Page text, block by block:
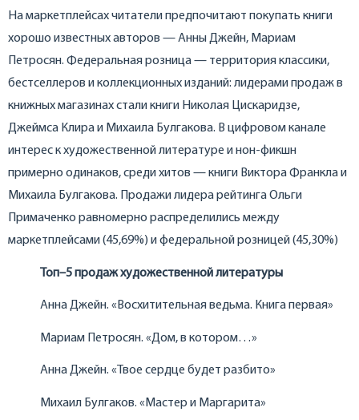
На маркетплейсах читатели предпочитают покупать книги
хорошо известных авторов — Анны Джейн, Мариам
Петросян. Федеральная розница — территория классики,
бестселлеров и коллекционных изданий: лидерами продаж в
книжных магазинах стали книги Николая Цискаридзе,
Джеймса Клира и Михаила Булгакова. В цифровом канале
интерес к художественной литературе и нон-фикшн
примерно одинаков, среди хитов — книги Виктора Франкла и
Михаила Булгакова. Продажи лидера рейтинга Ольги
Примаченко равномерно распределились между
маркетплейсами (45,69%) и федеральной розницей (45,30%)
Топ–5 продаж художественной литературы
Анна Джейн. «Восхитительная ведьма. Книга первая»
Мариам Петросян. «Дом, в котором…»
Анна Джейн. «Твое сердце будет разбито»
Михаил Булгаков. «Мастер и Маргарита»